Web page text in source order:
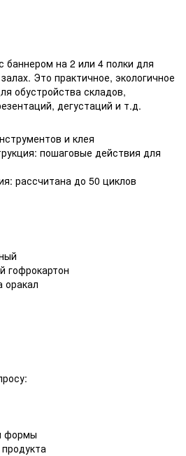
баннером на 2 или 4 полки для
Это практичное, экологичное
обустройства складов,
дегустаций и т.д.
и клея
пошаговые действия для
рассчитана до 50 циклов
гофрокартон
оракал
формы